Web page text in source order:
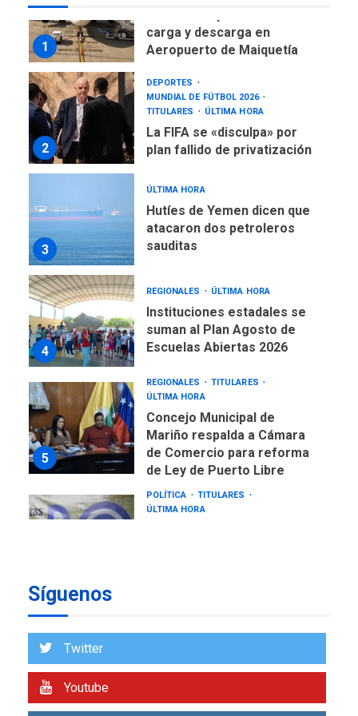
1
carga y descarga en
Aeropuerto de Maiquetía
2
DEPORTES
MUNDIAL DE FÚTBOL 2026
TITULARES
ÚLTIMA HORA
La FIFA se «disculpa» por
plan fallido de privatización
3
ÚLTIMA HORA
Hutíes de Yemen dicen que
atacaron dos petroleros
sauditas
4
REGIONALES ÚLTIMA HORA
Instituciones estadales se
suman al Plan Agosto de
Escuelas Abiertas 2026
5
REGIONALES
TITULARES
ÚLTIMA HORA
Concejo Municipal de
Mariño respalda a Cámara
de Comercio para reforma
de Ley de Puerto Libre
POLÍTICA
TITULARES
ÚLTIMA HORA
7
regional nos respaldaron
Síguenos
Twitter
Youtube